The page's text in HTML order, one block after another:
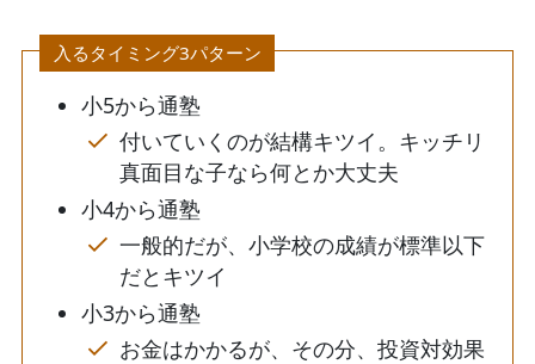
入るタイミング3パターン
小5から通塾
付いていくのが結構キツイ。キッチリ
真面目な子なら何とか大丈夫
小4から通塾
一般的だが、小学校の成績が標準以下
だとキツイ
小3から通塾
お金はかかるが、その分、投資対効果